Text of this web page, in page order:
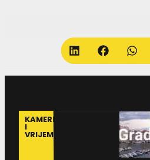
KAMERE
I
VRIJEME